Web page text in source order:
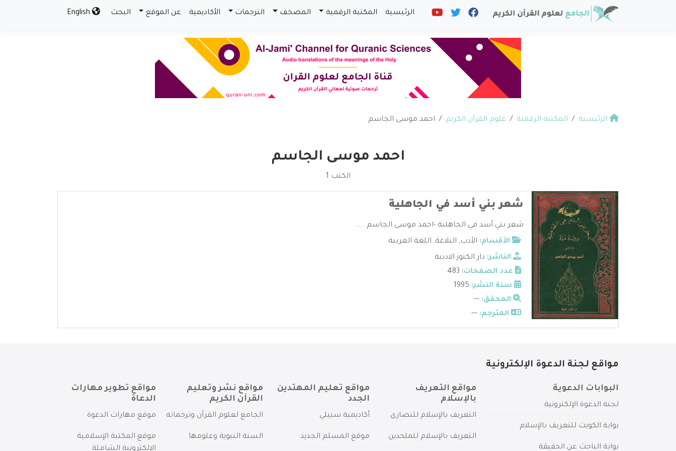
الرئيسية المكتبة الرقمية المصحف الترجمات الأكاديمية عن الموقع البحث
الرئيسية المكتبة الرقمية علوم القرآن الكريم احمد موسى الجاسم
احمد موسى الجاسم
الكتب 1
شعر بني أسد في الجاهلية
شعر بني أسد في الجاهلية -احمد موسى الجاسم . ...
الأقسام: الأدب, البلاغة, اللغة العربية
الناشر: دار الكنوز الادبية
عدد الصفحات:
سنة النشر:
المحقق: ---
المترجم: ---
مواقع لجنة الدعوة الإلكترونية
البوابات الدعوية
لجنة الدعوة الإلكترونية
بوابة الكويت للتعريف بالإسلام
بوابة الباحث عن الحقيقة
مواقع التعريف
بالإسلام
التعريف بالإسلام للنصارى
التعريف بالإسلام للملحدين
مواقع تعليم المهتدين
الجدد
أكاديمية سبيلي
موقع المسلم الجديد
مواقع نشر وتعليم
القرآن الكريم
الجامع لعلوم القرآن وترجماته
السنة النبوية وعلومها
مواقع تطوير مهارات
الدعاة
موقع مهارات الدعوة
موقع المكتبة الإسلامية
الإلكترونية الشاملة